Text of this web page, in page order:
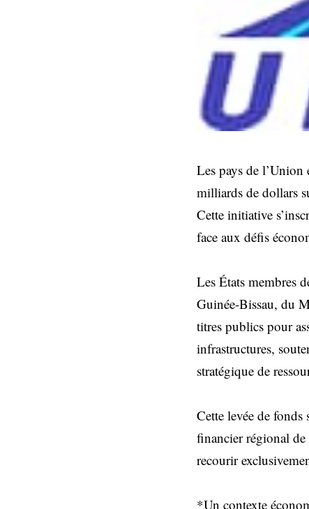
Les pays de
milliards de dollars
Cette initiative
face aux défis
Les États membres
Guinée-Bissau, du
titres publics pour
infrastructures,
stratégique de
Cette levée de fonds
financier régional
recourir
*Un contexte